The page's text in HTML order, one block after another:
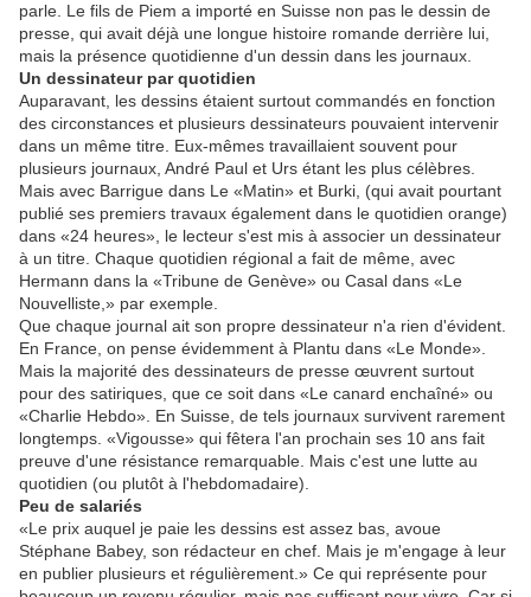
parle. Le fils de Piem a importé en Suisse non pas le dessin de
presse, qui avait déjà une longue histoire romande derrière lui,
mais la présence quotidienne d'un dessin dans les journaux.
Un dessinateur par quotidien
Auparavant, les dessins étaient surtout commandés en fonction
des circonstances et plusieurs dessinateurs pouvaient intervenir
dans un même titre. Eux-mêmes travaillaient souvent pour
plusieurs journaux, André Paul et Urs étant les plus célèbres.
Mais avec Barrigue dans Le «Matin» et Burki, (qui avait pourtant
publié ses premiers travaux également dans le quotidien orange)
dans «24 heures», le lecteur s'est mis à associer un dessinateur
à un titre. Chaque quotidien régional a fait de même, avec
Hermann dans la «Tribune de Genève» ou Casal dans «Le
Nouvelliste,» par exemple.
Que chaque journal ait son propre dessinateur n'a rien d'évident.
En France, on pense évidemment à Plantu dans «Le Monde».
Mais la majorité des dessinateurs de presse œuvrent surtout
pour des satiriques, que ce soit dans «Le canard enchaîné» ou
«Charlie Hebdo». En Suisse, de tels journaux survivent rarement
longtemps. «Vigousse» qui fêtera l'an prochain ses 10 ans fait
preuve d'une résistance remarquable. Mais c'est une lutte au
quotidien (ou plutôt à l'hebdomadaire).
Peu de salariés
«Le prix auquel je paie les dessins est assez bas, avoue
Stéphane Babey, son rédacteur en chef. Mais je m'engage à leur
en publier plusieurs et régulièrement.» Ce qui représente pour